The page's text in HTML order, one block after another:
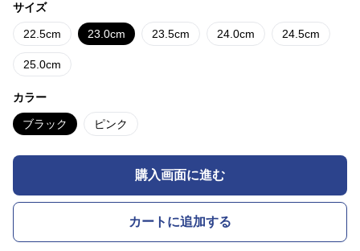
サイズ
22.5cm 23.0cm 23.5cm 24.0cm 24.5cm
25.0cm
カラー
ブラック ピンク
購入画面に進む
カートに追加する